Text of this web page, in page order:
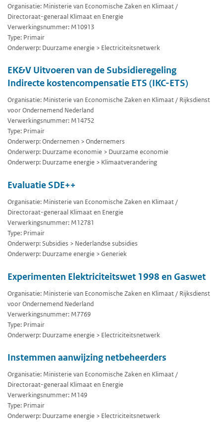
Organisatie: Ministerie van Economische Zaken en Klimaat /
Directoraat-generaal Klimaat en Energie
Verwerkingsnummer: M10913
Type: Primair
Onderwerp: Duurzame energie > Electriciteitsnetwerk
EK&V Uitvoeren van de Subsidieregeling
Indirecte kostencompensatie ETS (IKC-ETS)
Organisatie: Ministerie van Economische Zaken en Klimaat / Rijksdienst
voor Ondernemend Nederland
Verwerkingsnummer: M14752
Type: Primair
Onderwerp: Ondernemen > Ondernemers
Onderwerp: Duurzame economie > Duurzame economie
Onderwerp: Duurzame energie > Klimaatverandering
Evaluatie SDE++
Organisatie: Ministerie van Economische Zaken en Klimaat /
Directoraat-generaal Klimaat en Energie
Verwerkingsnummer: M12781
Type: Primair
Onderwerp: Subsidies > Nederlandse subsidies
Onderwerp: Duurzame energie > Generiek
Experimenten Elektriciteitswet 1998 en Gaswet
Organisatie: Ministerie van Economische Zaken en Klimaat / Rijksdienst
voor Ondernemend Nederland
Verwerkingsnummer: M7769
Type: Primair
Onderwerp: Duurzame energie > Electriciteitsnetwerk
Instemmen aanwijzing netbeheerders
Organisatie: Ministerie van Economische Zaken en Klimaat /
Directoraat-generaal Klimaat en Energie
Verwerkingsnummer: M149
Type: Primair
Onderwerp: Duurzame energie > Electriciteitsnetwerk